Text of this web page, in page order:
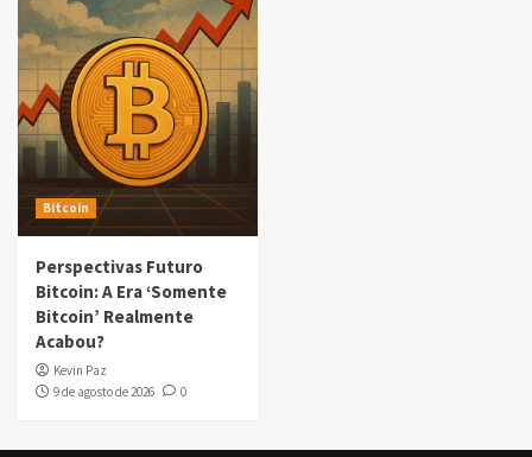
Bitcoin
Perspectivas Futuro
Bitcoin: A Era ‘Somente
Bitcoin’ Realmente
Acabou?
Kevin Paz
9 de agosto de 2026
0